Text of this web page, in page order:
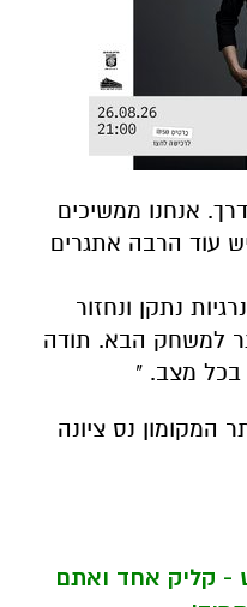
אנחנו ממשיכים
עוד הרבה אתגרים
נתקן ונחזור
למשחק הבא. תודה
בכל מצב. "
המקומון נס ציונה
- קליק אחד ואתם